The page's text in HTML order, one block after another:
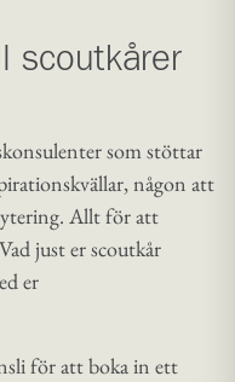
scoutkårer
som stöttar
någon att
Allt för att
just er scoutkår
er
för att boka in ett